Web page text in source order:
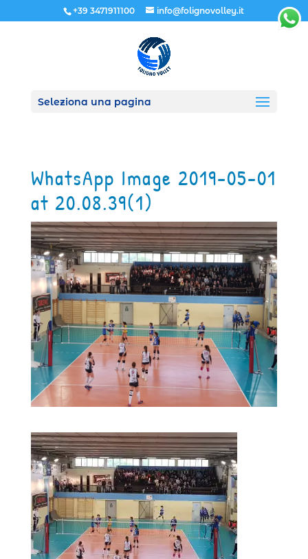
+39 3471911100 info@folignovolley.it
Seleziona una pagina
WhatsApp Image 2019-05-01
at 20.08.39(1)